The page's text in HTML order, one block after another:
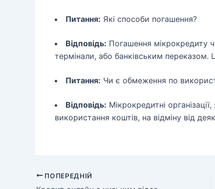
Питання: Які способи погашення?
Відповідь: Погашення мікрокредиту
термінали, або банківським переказом.
Питання: Чи є обмеження по
Відповідь: Мікрокредитні
використання коштів, на відміну від
ПОПЕРЕДНІЙ